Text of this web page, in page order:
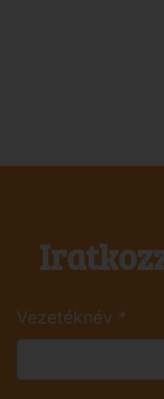
Vezetéknév *